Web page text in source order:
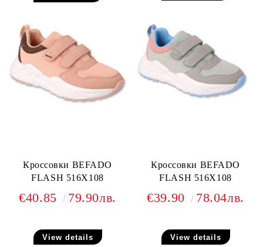
Кроссовки BEFADO
FLASH 516X108
€40.85 79.90лв.
View details
Кроссовки BEFADO
FLASH 516X108
€39.90 78.04лв.
View details